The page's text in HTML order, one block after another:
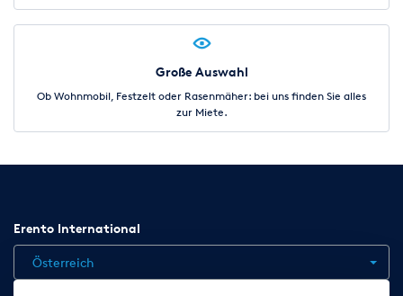
Große Auswahl
Ob Wohnmobil, Festzelt oder Rasenmäher: bei uns finden Sie alles
zur Miete.
Erento International
Österreich